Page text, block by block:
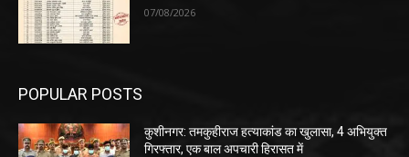
07/08/2026
POPULAR POSTS
कुशीनगर: तमकुहीराज हत्याकांड का खुलासा, 4 अभियुक्त
गिरफ्तार, एक बाल अपचारी हिरासत में